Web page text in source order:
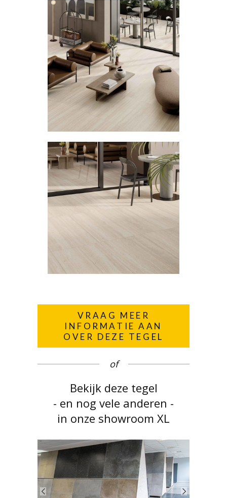
VRAAG MEER
INFORMATIE AAN
OVER DEZE TEGEL
of
Bekijk deze tegel
- en nog vele anderen -
in onze showroom XL